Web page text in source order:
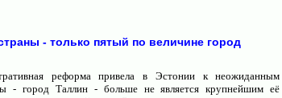
- только пятый по величине город
реформа привела в Эстонии к неожиданным
- город Таллин - больше не является крупнейшим её